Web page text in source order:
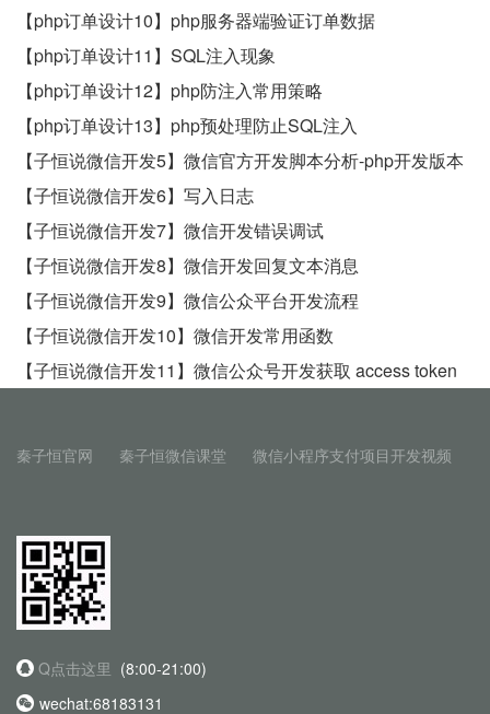
【php订单设计10】php服务器端验证订单数据
【php订单设计11】SQL注入现象
【php订单设计12】php防注入常用策略
【php订单设计13】php预处理防止SQL注入
【子恒说微信开发5】微信官方开发脚本分析-php开发版本
【子恒说微信开发6】写入日志
【子恒说微信开发7】微信开发错误调试
【子恒说微信开发8】微信开发回复文本消息
【子恒说微信开发9】微信公众平台开发流程
【子恒说微信开发10】微信开发常用函数
【子恒说微信开发11】微信公众号开发获取 access token
秦子恒官网 秦子恒微信课堂 微信小程序支付项目开发视频
Q点击这里 (8:00-21:00)
wechat:68183131